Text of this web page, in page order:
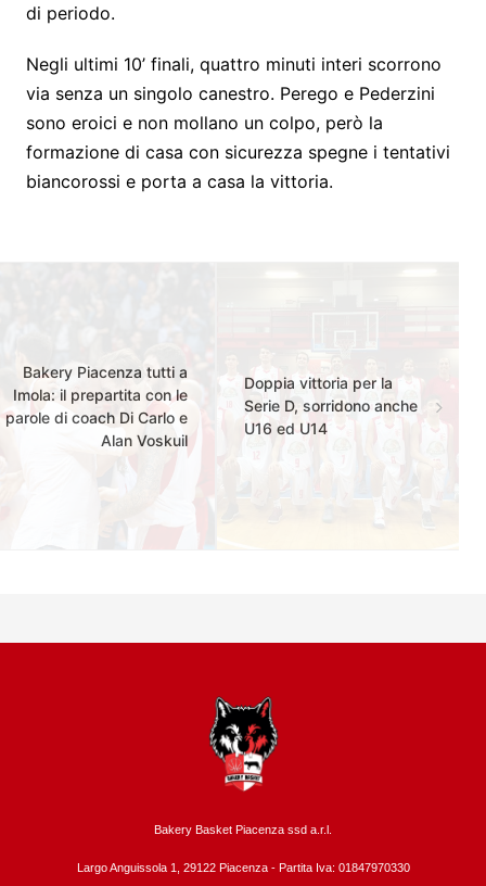
di periodo.
Negli ultimi 10’ finali, quattro minuti interi scorrono
via senza un singolo canestro. Perego e Pederzini
sono eroici e non mollano un colpo, però la
formazione di casa con sicurezza spegne i tentativi
biancorossi e porta a casa la vittoria.
Bakery Piacenza tutti a
Imola: il prepartita con le
parole di coach Di Carlo e
Alan Voskuil
Doppia vittoria per la
Serie D, sorridono anche
U16 ed U14
Bakery Basket Piacenza ssd a.r.l.
Largo Anguissola 1, 29122 Piacenza - Partita Iva: 01847970330